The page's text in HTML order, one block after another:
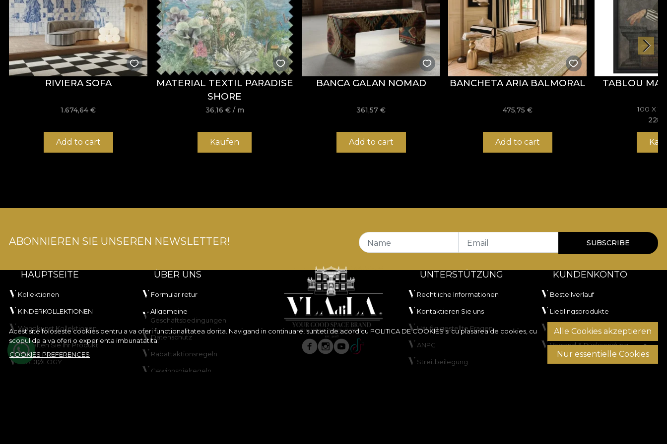
RIVIERA SOFA
1.674,64€
Add to cart
MATERIAL TEXTIL PARADISE
SHORE
36,16 € / m
Kaufen
BANCA GALAN NOMAD
361,57€
Add to cart
BANCHETA ARIA BALMORAL
475,75 €
Add to cart
TABLOU
100 X
Acest site foloseste cookies pentru a va oferi functionalitatea dorita. Navigand in continuare, sunteti de acord cu POLITICA DE COOKIESsi cu plasarea de cookies, cu
scopul de a va oferi o experienta imbunatatita.
COOKIES PREFERENCES
Alle Cookies akzeptieren
Nur essentielle Cookies
ABONNIEREN SIE UNSEREN NEWSLETTER! Name Email SUBSCRIBE
HAUPTSEITE
Kollektionen
KINDERKOLLEKTIONEN
Wandkunst Kollektionen
Gestalten Sie Ihr Produkt
VLADIØLOGY
ÜBER UNS
Formular retur
Allgemeine
Geschäftsbedingungen
Datenschutz
Rabattaktionsregeln
Gewinnspielregeln
UNTERSTÜTZUNG
Rechtliche Informationen
Kontaktieren Sie uns
Häufig gestellte Fragen
ANPC
Streitbeilegung
KUNDENKONTO
Bestellverlauf
Lieblingsprodukte
Zahlungsmethoden
Versand & Rücksendung